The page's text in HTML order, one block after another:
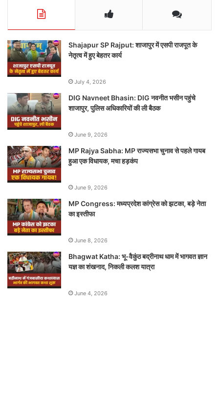
Shajapur SP Rajput: शाजापुर में एसपी राजपूत के
नेतृत्व में हुए बेहतर कार्य
July 4, 2026
DIG Navneet Bhasin: DIG नवनीत भसीन पहुंचे
शाजापुर, पुलिस अधिकारियों की ली बैठक
June 9, 2026
MP Rajya Sabha: MP राज्यसभा चुनाव से पहले गायब
हुआ एक विधायक, मचा हड़कंप
June 9, 2026
MP Congress: मध्यप्रदेश कांग्रेस को झटका, बड़े नेता
का इस्तीफा
June 8, 2026
Bhagwat Katha: भू-वैकुंठ बद्रीनाथ धाम में भागवत ज्ञान
यज्ञ का शंखनाद, निकली कलश यात्रा
June 4, 2026